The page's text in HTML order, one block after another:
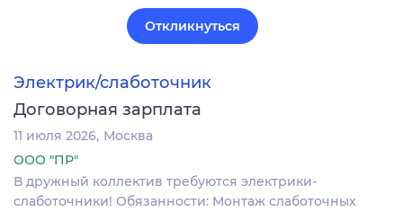
Откликнуться
Электрик/слаботочник
Договорная зарплата
11 июля 2026 Москва
ООО "ПР"
В дружный коллектив требуются электрики-
слаботочники! Обязанности: Монтаж слаботочных